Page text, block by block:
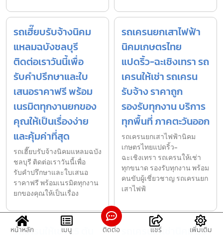
รถเฮี๊ยบรับจ้างนิคม
แหลมฉบังชลบุรี
ติดต่อเราวันนี้เพื่อ
รับคำปรึกษาและใบ
เสนอราคาฟรี พร้อม
เนรมิตทุกงานยกของ
คุณให้เป็นเรื่องง่าย
และคุ้มค่าที่สุด
รถเฮี๊ยบรับจ้างนิคมแหลมฉบัง
ชลบุรี ติดต่อเราวันนี้เพื่อ
รับคำปรึกษาและใบเสนอ
ราคาฟรี พร้อมเนรมิตทุกงาน
ยกของคุณให้เป็นเรื่อง
รถเครนยกเสาไฟฟ้า
นิคมเกษตรไทย
แปดริ้ว-ฉะเชิงเทรา รถ
เครนให้เช่า รถเครน
รับจ้าง ราคาถูก
รองรับทุกงาน บริการ
ทุกพื้นที่ ภาคตะวันออก
รถเครนยกเสาไฟฟ้านิคม
เกษตรไทยแปดริ้ว-
ฉะเชิงเทรา รถเครนให้เช่า
ทุกขนาด รองรับทุกงาน พร้อม
คนขับผู้เชี่ยวชาญ รถเครนยก
เสาไฟฟ้
รถเครนให้เช่า 25 ตัน รถเครนให้เช่านิคมโรจ
หน้าหลัก เมนู ติดต่อ แชร์ เพิ่มเติม